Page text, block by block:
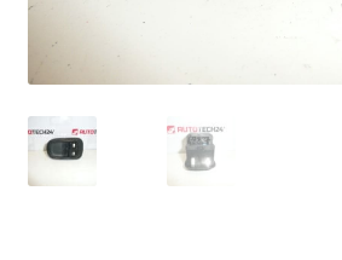
Plainte
Politique de confidentialité
Procédure de Réclamation